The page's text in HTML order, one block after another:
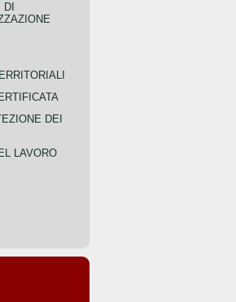
DEI
LAVORO